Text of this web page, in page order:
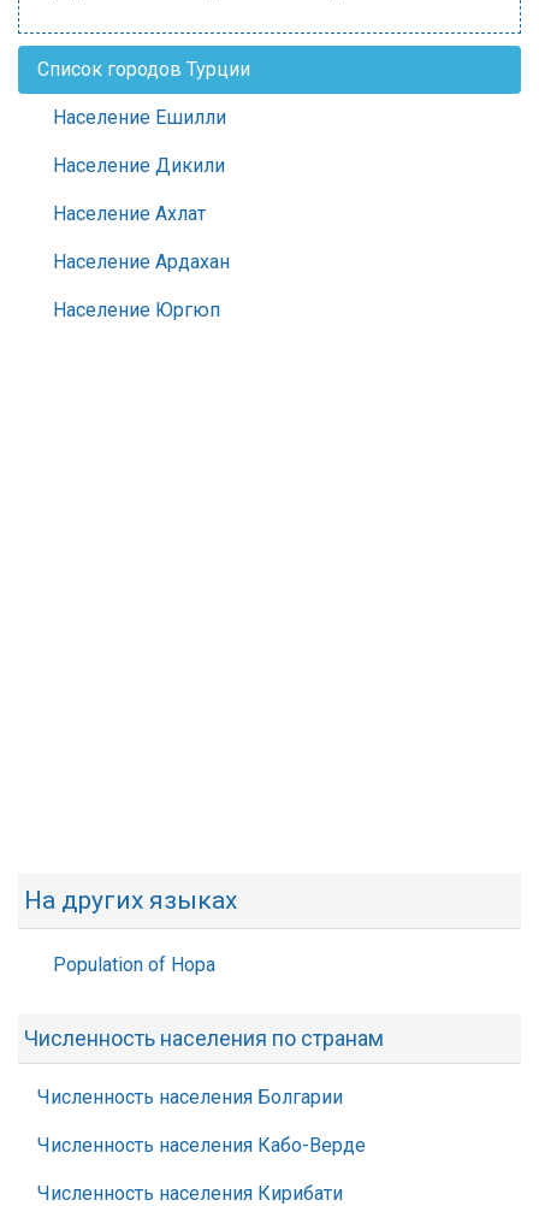
Список городов Турции
Население Ешилли
Население Дикили
Население Ахлат
Население Ардахан
Население Юргюп
На других языках
Population of Hopa
Численность населения по странам
Численность населения Болгарии
Численность населения Кабо-Верде
Численность населения Кирибати